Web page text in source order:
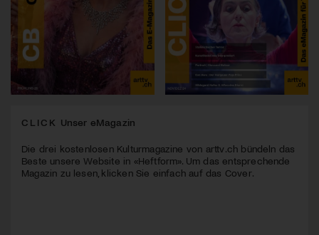
CLICK Unser eMagazin
Die drei kostenlosen Kulturmagazine von arttv.ch bündeln das
Beste unsere Website in «Heftform». Um das entsprechende
Magazin zu lesen, klicken Sie einfach auf das Cover.